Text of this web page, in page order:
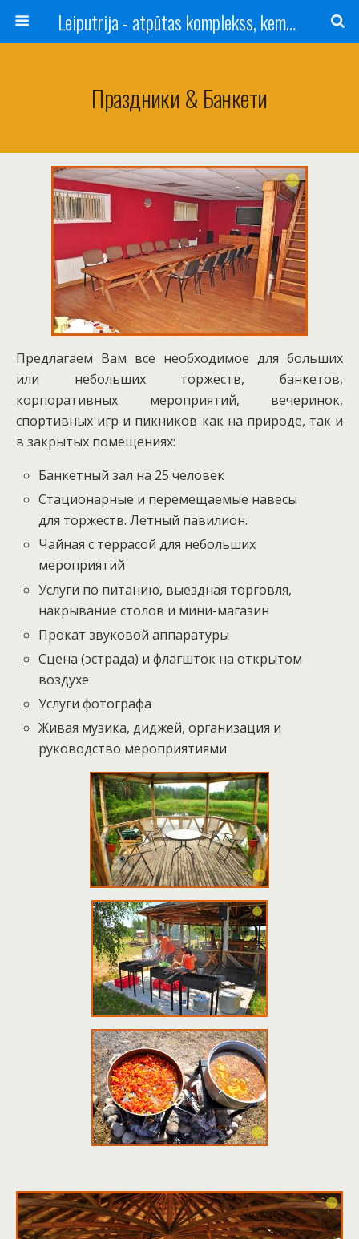
Leiputrija - atpūtas komplekss, kempings, viesu nams pie Rīgas / Camping, caravan site, bed and breakfast near Riga / Camping, caravanas, bungalows Letonia / Campingplatz, Caravanpark, Zimmer in Lettland / Kемпинг и гостевой дом к Риги
Праздники & Банкети
Предлагаем Вам все необходимое для больших
или небольших торжеств, банкетов,
корпоративных мероприятий, вечеринок,
спортивных игр и пикников как на природе, так и
в закрытых помещениях:
Банкетный зал на 25 человек
Стационарные и перемещаемые навесы
для торжеств. Летный павилион.
Чайная с террасой для небольших
мероприятий
Услуги по питанию, выездная торговля,
накрывание столов и мини-магазин
Прокат звуковой аппаратуры
Сцена (эстрада) и флагшток на открытом
воздухе
Услуги фотографа
Живая музика, диджей, организация и
руководство мероприятиями